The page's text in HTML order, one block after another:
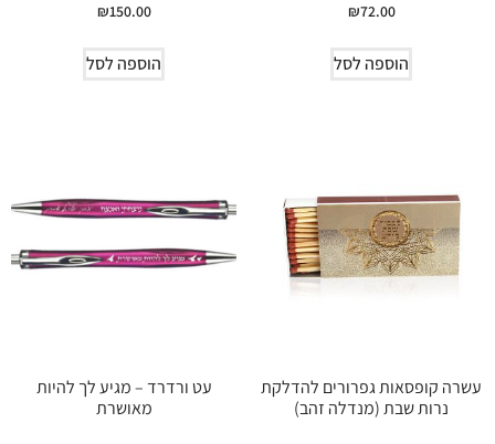
₪72.00
הוספה לסל
₪150.00
הוספה לסל
עשרה קופסאות גפרורים להדלקת
נרות שבת (מנדלה זהב)
עט ורדרד – מגיע לך להיות
מאושרת